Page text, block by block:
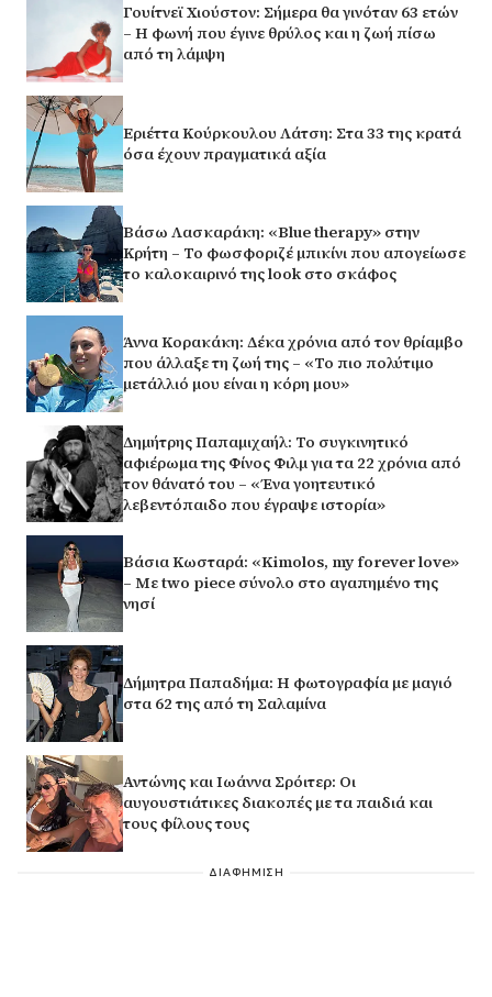
Γουίτνεϊ Χιούστον: Σήμερα θα γινόταν 63 ετών
– Η φωνή που έγινε θρύλος και η ζωή πίσω
από τη λάμψη
Εριέττα Κούρκουλου Λάτση: Στα 33 της κρατά
όσα έχουν πραγματικά αξία
Βάσω Λασκαράκη: «Blue therapy» στην
Κρήτη – Το φωσφοριζέ μπικίνι που απογείωσε
το καλοκαιρινό της look στο σκάφος
Άννα Κορακάκη: Δέκα χρόνια από τον θρίαμβο
που άλλαξε τη ζωή της – «Το πιο πολύτιμο
μετάλλιό μου είναι η κόρη μου»
Δημήτρης Παπαμιχαήλ: Το συγκινητικό
αφιέρωμα της Φίνος Φιλμ για τα 22 χρόνια από
τον θάνατό του – «Ένα γοητευτικό
λεβεντόπαιδο που έγραψε ιστορία»
Βάσια Κωσταρά: «Kimolos, my forever love»
– Με two piece σύνολο στο αγαπημένο της
νησί
Δήμητρα Παπαδήμα: Η φωτογραφία με μαγιό
στα 62 της από τη Σαλαμίνα
Αντώνης και Ιωάννα Σρόιτερ: Οι
αυγουστιάτικες διακοπές με τα παιδιά και
τους φίλους τους
ΔΙΑΦΗΜΙΣΗ